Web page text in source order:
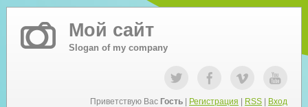
Мой сайт
Slogan of my company
Приветствую Вас Гость Регистрация RSS
Вход